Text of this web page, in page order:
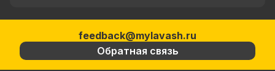
feedback@mylavash.ru
Обратная связь